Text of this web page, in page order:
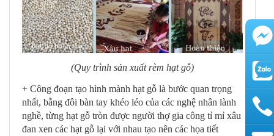
(Quy trình sản xuất rèm hạt gỗ)
+ Công đoạn tạo hình mành hạt gỗ là bước quan trọng
nhất, bằng đôi bàn tay khéo léo của các nghệ nhân lành
nghề, từng hạt gỗ tròn được người thợ gia công tỉ mỉ xâu
đan xen các hạt gỗ lại với nhau tạo nên các họa tiết